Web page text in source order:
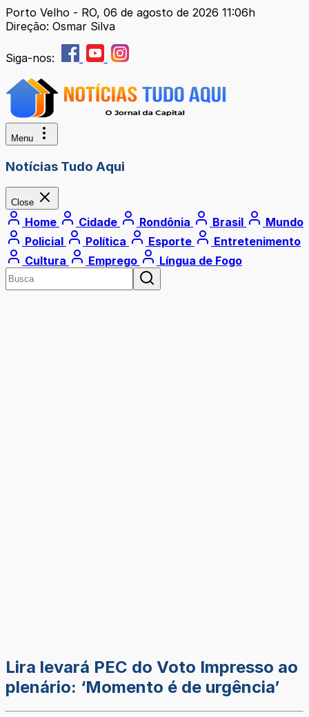
Porto Velho - RO, 06 de agosto de 2026 11:06h
Direção: Osmar Silva
Siga-nos:
Menu
Notícias Tudo Aqui
Close
Home Cidade Rondônia Brasil
Mundo
Policial
Política Esporte
Entretenimento
Cultura
Emprego Língua de Fogo
Lira levará PEC do Voto Impresso ao
plenário: ‘Momento é de urgência’